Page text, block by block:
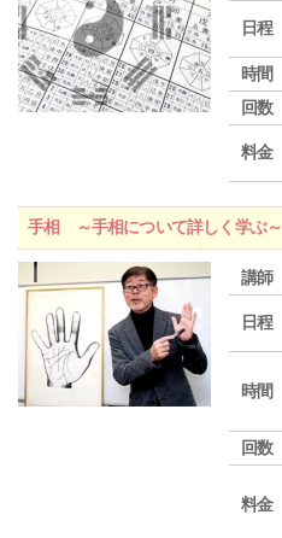
日程
時間
回数
料金
手相 ～手相について詳しく学ぶ～
講師
日程
時間
回数
料金